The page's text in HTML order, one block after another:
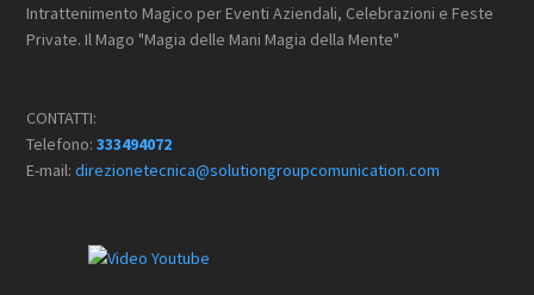
Intrattenimento Magico per Eventi Aziendali, Celebrazioni e Feste
Private. Il Mago "Magia delle Mani Magia della Mente"
CONTATTI:
Telefono:333494072
E-mail:direzionetecnica@solutiongroupcomunication.com